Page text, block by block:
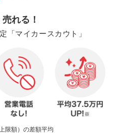
れる！
「マイカースカウト」
限額）の差額平均